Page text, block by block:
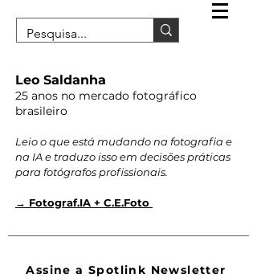
Leo Saldanha
25 anos no mercado fotográfico
brasileiro
Leio o que está mudando na fotografia e
na IA e traduzo isso em decisões práticas
para fotógrafos profissionais.
→ Fotograf.IA + C.E.Foto
Assine a Spotlink Newsletter